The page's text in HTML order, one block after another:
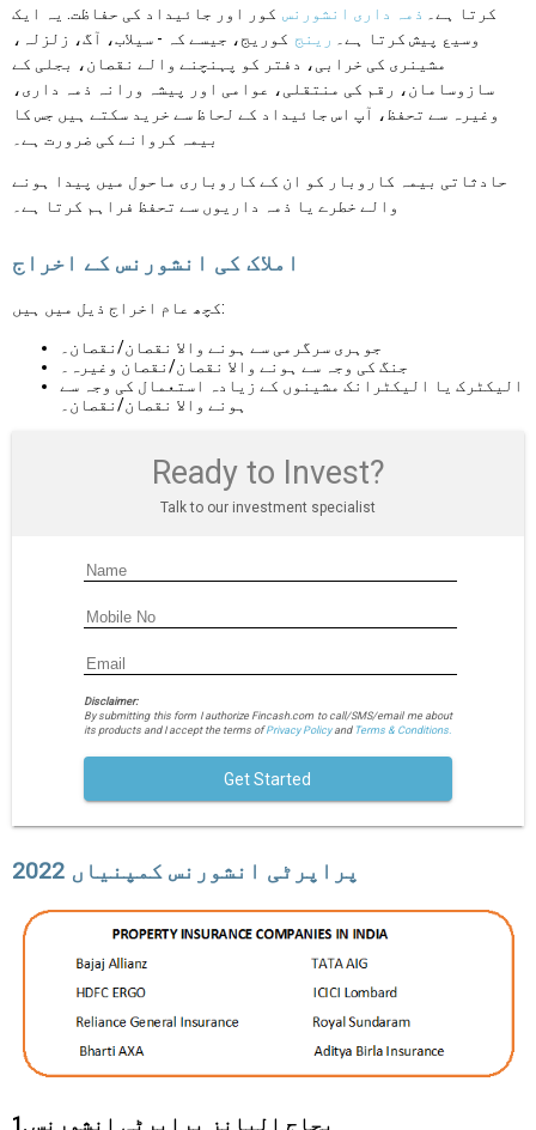
کرتا ہے۔
ذمہ داری انشورنس کور اور جائیداد کی حفاظت. یہ ایک
وسیع پیش کرتا ہے۔
رینج کوریج، جیسے کہ - سیلاب، آگ، زلزلہ،
مشینری کی خرابی، دفتر کو پہنچنے والے نقصان، بجلی کے
سازوسامان، رقم کی منتقلی، عوامی اور پیشہ ورانہ ذمہ داری،
وغیرہ سے تحفظ، آپ اس جائیداد کے لحاظ سے خرید سکتے ہیں جس کا
بیمہ کروانے کی ضرورت ہے۔
حادثاتی بیمہ کاروبار کو ان کے کاروباری ماحول میں پیدا ہونے
والے خطرے یا ذمہ داریوں سے تحفظ فراہم کرتا ہے۔
املاک کی انشورنس کے اخراج
کچھ عام اخراج ذیل میں ہیں:
جوہری سرگرمی سے ہونے والا نقصان/نقصان۔
جنگ کی وجہ سے ہونے والا نقصان/نقصان وغیرہ۔
الیکٹرک یا الیکٹرانک مشینوں کے زیادہ استعمال کی وجہ سے
ہونے والا نقصان/نقصان۔
Ready to Invest?
Talk to our investment specialist
Disclaimer:
By submitting this form I authorize Fincash.com to call/SMS/email me about
its products and I accept the terms ofPrivacy Policyand Terms & Conditions.
Get Started
پراپرٹی انشورنس کمپنیاں 2022
1. بجاج الیانز پراپرٹی انشورنس